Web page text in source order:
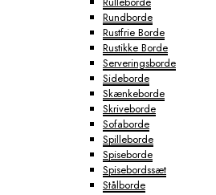
Rundborde
Rustfrie Borde
Rustikke Borde
Serveringsborde
Sideborde
Skænkeborde
Skriveborde
Sofaborde
Spilleborde
Spiseborde
Spisebordssæt
Stålborde